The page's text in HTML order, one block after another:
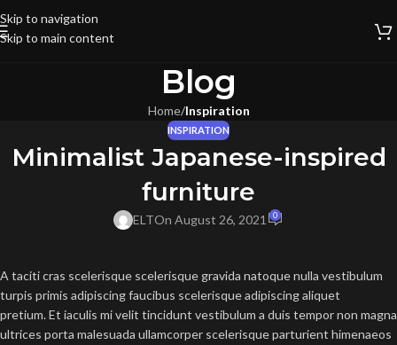
Skip to navigation
Skip to main content
Blog
Home/Inspiration
INSPIRATION
Minimalist Japanese-inspired
furniture
ELTOn August 26, 2021 0
A taciti cras scelerisque scelerisque gravida natoque nulla vestibulum
turpis primis adipiscing faucibus scelerisque adipiscing aliquet
pretium. Et iaculis mi velit tincidunt vestibulum a duis tempor non magna
ultrices porta malesuada ullamcorper scelerisque parturient himenaeos